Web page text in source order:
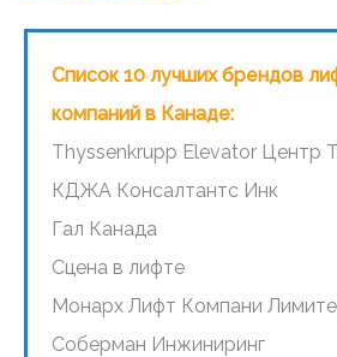
Список 10 лучших брендов
компаний в Канаде:
Thyssenkrupp Elevator Центр
КДЖА Консалтантс Инк
Гал Канада
Сцена в лифте
Монарх Лифт Компани
Соберман Инжиниринг